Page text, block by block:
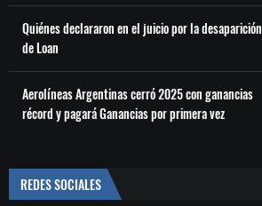
Quiénes declararon en el juicio por la desaparición
de Loan
Aerolíneas Argentinas cerró 2025 con ganancias
récord y pagará Ganancias por primera vez
REDES SOCIALES